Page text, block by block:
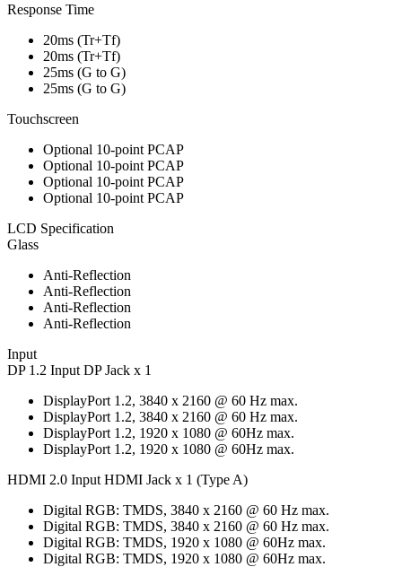
Response Time
20ms (Tr+Tf)
20ms (Tr+Tf)
25ms (G to G)
25ms (G to G)
Touchscreen
Optional 10-point PCAP
Optional 10-point PCAP
Optional 10-point PCAP
Optional 10-point PCAP
LCD Specification
Glass
Anti-Reflection
Anti-Reflection
Anti-Reflection
Anti-Reflection
Input
DP 1.2 Input DP Jack x 1
DisplayPort 1.2, 3840 x 2160 @ 60 Hz max.
DisplayPort 1.2, 3840 x 2160 @ 60 Hz max.
DisplayPort 1.2, 1920 x 1080 @ 60Hz max.
DisplayPort 1.2, 1920 x 1080 @ 60Hz max.
HDMI 2.0 Input HDMI Jack x 1 (Type A)
Digital RGB: TMDS, 3840 x 2160 @ 60 Hz max.
Digital RGB: TMDS, 3840 x 2160 @ 60 Hz max.
Digital RGB: TMDS, 1920 x 1080 @ 60Hz max.
Digital RGB: TMDS, 1920 x 1080 @ 60Hz max.